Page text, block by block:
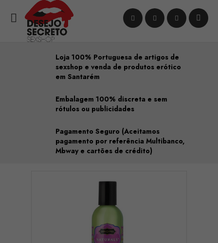

Loja 100% Portuguesa de artigos de
sexshop e venda de produtos erótico
em Santarém
Embalagem 100% discreta e sem
rótulos ou publicidades
Pagamento Seguro (Aceitamos
pagamento por referência Multibanco,
Mbway e cartões de crédito)